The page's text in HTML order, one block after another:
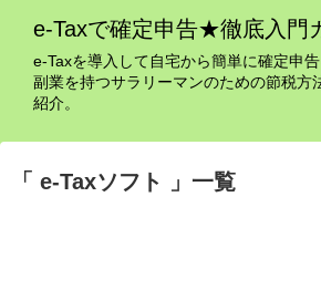
e-Taxで確定申告★徹底入門
e-Taxを導入して自宅から簡単に確定申
副業を持つサラリーマンのための節税方
紹介。
「 e-Taxソフト 」一覧